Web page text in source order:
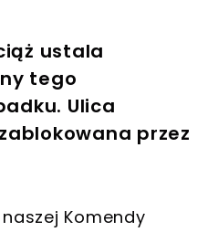
ustala
tego
Ulica
przez
Komendy